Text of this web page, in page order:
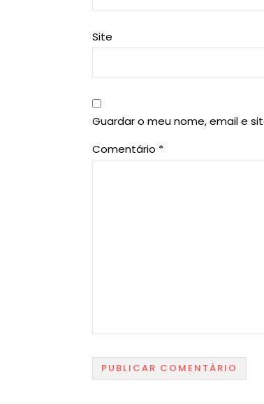
Site
Guardar o meu nome, email e
Comentário *